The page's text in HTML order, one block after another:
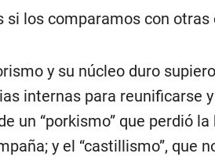
si los comparamos con otras
y su núcleo duro
internas para reunificarse y
de un “porkismo” que perdió
y el “castillismo”, que